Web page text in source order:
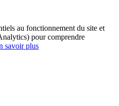
au fonctionnement du site et
pour comprendre
savoir plus